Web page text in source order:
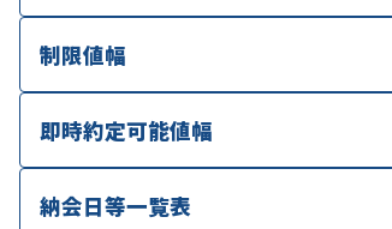
制限値幅
即時約定可能値幅
納会日等一覧表